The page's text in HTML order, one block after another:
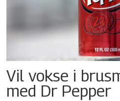
Vil vokse i
med Dr Pepper